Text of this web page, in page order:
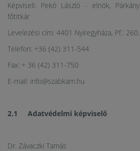
Képviseli: Pekó László - elnök,
főtitkár
Levelezési cím: 4401 Nyíregyháza, Pf.: 260.
Telefon: +36 (42) 311-544
Fax: + 36 (42) 311-750
E-mail: info@szabkam.hu
2.1 Adatvédelmi képviselő
Dr. Závaczki Tamás